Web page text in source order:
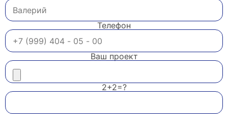
Телефон
Ваш проект
2+2=?